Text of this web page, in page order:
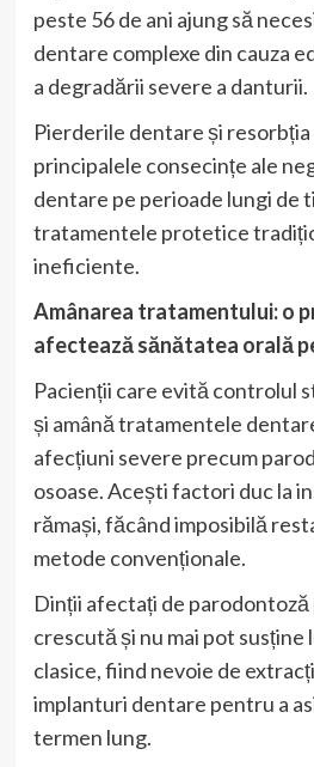
peste 56 de ani ajung să
dentare complexe din cauza
a degradării severe a danturii.
Pierderile dentare și resorbția
principalele consecințe ale
dentare pe perioade lungi de
tratamentele protetice
ineficiente.
Amânarea tratamentului: o
afectează sănătatea orală
Pacienții care evită controlul
și amână tratamentele
afecțiuni severe precum
osoase. Acești factori duc la
rămași, făcând imposibilă
metode convenționale.
Dinții afectați de
crescută și nu mai pot
clasice, fiind nevoie de
implanturi dentare pentru a
termen lung.